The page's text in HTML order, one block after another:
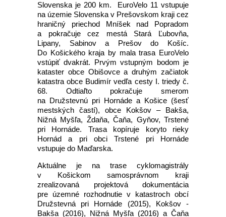
Slovenska je 200 km. EuroVelo 11 vstupuje
na územie Slovenska v Prešovskom kraji cez
hraničný priechod Mníšek nad Popradom
a pokračuje cez mestá Stará Ľubovňa,
Lipany, Sabinov a Prešov do Košíc.
Do Košického kraja by mala trasa EuroVelo
vstúpiť dvakrát. Prvým vstupným bodom je
kataster obce Obišovce a druhým začiatok
katastra obce Budimír vedľa cesty I. triedy č.
68. Odtiaľto pokračuje smerom
na Družstevnú pri Hornáde a Košice (šesť
mestských častí), obce Kokšov – Bakša,
Nižná Myšľa, Ždaňa, Čaňa, Gyňov, Trstené
pri Hornáde. Trasa kopíruje koryto rieky
Hornád a pri obci Trstené pri Hornáde
vstupuje do Maďarska.
Aktuálne je na trase cyklomagistrály
v Košickom samosprávnom kraji
zrealizovaná projektová dokumentácia
pre územné rozhodnutie v katastroch obcí
Družstevná pri Hornáde (2015), Kokšov -
Bakša (2016), Nižná Myšľa (2016) a Čaňa